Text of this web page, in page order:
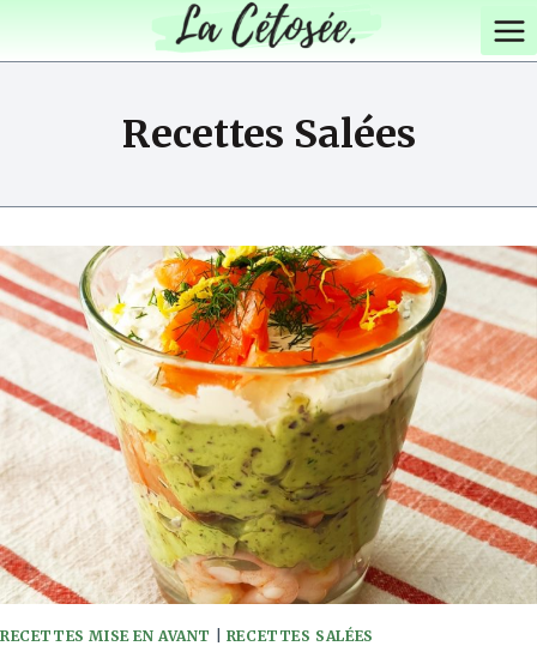
Recettes Salées
RECETTES MISE EN AVANT RECETTES SALÉES